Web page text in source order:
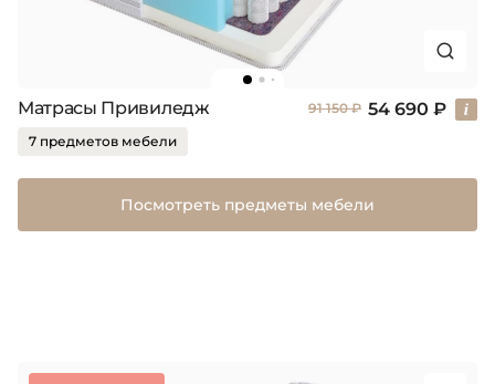
Матрасы Привиледж 91 150 ₽ 54 690 ₽
7 предметов мебели
Посмотреть предметы мебели